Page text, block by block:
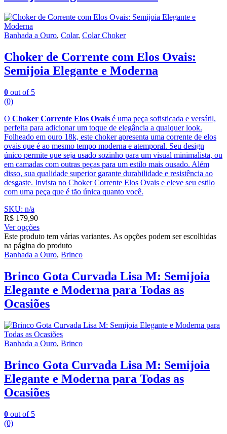
Banhada a Ouro, Colar, Colar Choker
Choker de Corrente com Elos Ovais:
Semijoia Elegante e Moderna
0 out of 5
(0)
O Choker Corrente Elos Ovais é uma peça sofisticada e versátil,
perfeita para adicionar um toque de elegância a qualquer look.
Folheado em ouro 18k, este choker apresenta uma corrente de elos
ovais que é ao mesmo tempo moderna e atemporal. Seu design
único permite que seja usado sozinho para um visual minimalista, ou
em camadas com outras peças para um estilo mais ousado. Além
disso, sua qualidade superior garante durabilidade e resistência ao
desgaste. Invista no Choker Corrente Elos Ovais e eleve seu estilo
com uma peça que é tão única quanto você.
SKU: n/a
R$ 179,90
Ver opções
Este produto tem várias variantes. As opções podem ser escolhidas
na página do produto
Banhada a Ouro, Brinco
Brinco Gota Curvada Lisa M: Semijoia
Elegante e Moderna para Todas as
Ocasiões
Banhada a Ouro, Brinco
Brinco Gota Curvada Lisa M: Semijoia
Elegante e Moderna para Todas as
Ocasiões
0 out of 5
(0)